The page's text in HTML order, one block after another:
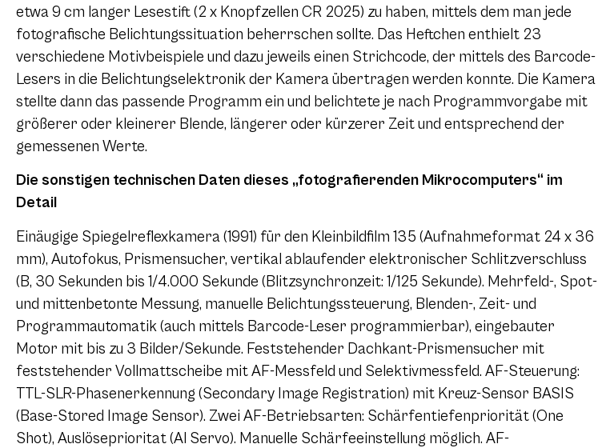
etwa 9 cm langer Lesestift (2 x Knopfzellen CR 2025) zu haben, mittels dem man jede
fotografische Belichtungssituation beherrschen sollte. Das Heftchen enthielt 23
verschiedene Motivbeispiele und dazu jeweils einen Strichcode, der mittels des Barcode-
Lesers in die Belichtungselektronik der Kamera übertragen werden konnte. Die Kamera
stellte dann das passende Programm ein und belichtete je nach Programmvorgabe mit
größerer oder kleinerer Blende, längerer oder kürzerer Zeit und entsprechend der
gemessenen Werte.
Die sonstigen technischen Daten dieses „fotografierenden Mikrocomputers“ im
Detail
Einäugige Spiegelreflexkamera (1991) für den Kleinbildfilm 135 (Aufnahmeformat 24 x 36
mm), Autofokus, Prismensucher, vertikal ablaufender elektronischer Schlitzverschluss
(B, 30 Sekunden bis 1/4.000 Sekunde (Blitzsynchronzeit: 1/125 Sekunde). Mehrfeld-, Spot-
und mittenbetonte Messung, manuelle Belichtungssteuerung, Blenden-, Zeit- und
Programmautomatik (auch mittels Barcode-Leser programmierbar), eingebauter
Motor mit bis zu 3 Bilder/Sekunde. Feststehender Dachkant-Prismensucher mit
feststehender Vollmattscheibe mit AF-Messfeld und Selektivmessfeld. AF-Steuerung:
TTL-SLR-Phasenerkennung (Secondary Image Registration) mit Kreuz-Sensor BASIS
(Base-Stored Image Sensor). Zwei AF-Betriebsarten: Schärfentiefenpriorität (One
Shot), Auslöseprioritat (Al Servo). Manuelle Schärfeeinstellung möglich. AF-